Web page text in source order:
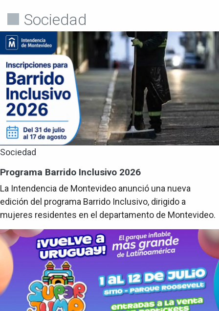
Sociedad
Sociedad
Programa Barrido Inclusivo 2026
La Intendencia de Montevideo anunció una nueva
edición del programa Barrido Inclusivo, dirigido a
mujeres residentes en el departamento de Montevideo.